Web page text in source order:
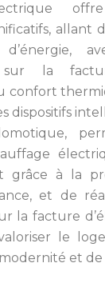
d’énergie,
sur la
confort
dispositifs
grâce à la
et de
la facture
le
et